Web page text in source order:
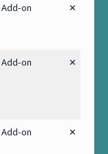
Add-on ✕
Add-on ✕
Add-on ✕